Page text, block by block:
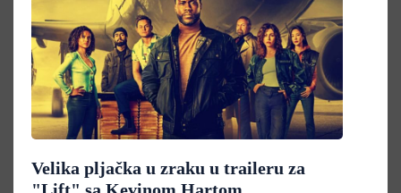
Velika pljačka u zraku u traileru za